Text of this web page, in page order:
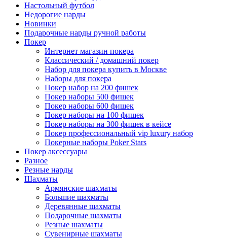
Настольный футбол
Недорогие нарды
Новинки
Подарочные нарды ручной работы
Покер
Интернет магазин покера
Классический / домашний покер
Набор для покера купить в Москве
Наборы для покера
Покер набор на 200 фишек
Покер наборы 500 фишек
Покер наборы 600 фишек
Покер наборы на 100 фишек
Покер наборы на 300 фишек в кейсе
Покер профессиональный vip luxury набор
Покерные наборы Poker Stars
Покер аксессуары
Разное
Резные нарды
Шахматы
Армянские шахматы
Большие шахматы
Деревянные шахматы
Подарочные шахматы
Резные шахматы
Сувенирные шахматы